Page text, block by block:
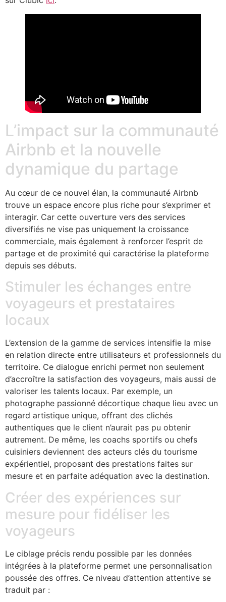
L’impact sur la communauté
Airbnb et la nouvelle
dynamique du partage
Au cœur de ce nouvel élan, la communauté Airbnb
trouve un espace encore plus riche pour s’exprimer et
interagir. Car cette ouverture vers des services
diversifiés ne vise pas uniquement la croissance
commerciale, mais également à renforcer l’esprit de
partage et de proximité qui caractérise la plateforme
depuis ses débuts.
Stimuler les échanges entre
voyageurs et prestataires
locaux
L’extension de la gamme de services intensifie la mise
en relation directe entre utilisateurs et professionnels du
territoire. Ce dialogue enrichi permet non seulement
d’accroître la satisfaction des voyageurs, mais aussi de
valoriser les talents locaux. Par exemple, un
photographe passionné décortique chaque lieu avec un
regard artistique unique, offrant des clichés
authentiques que le client n’aurait pas pu obtenir
autrement. De même, les coachs sportifs ou chefs
cuisiniers deviennent des acteurs clés du tourisme
expérientiel, proposant des prestations faites sur
mesure et en parfaite adéquation avec la destination.
Créer des expériences sur
mesure pour fidéliser les
voyageurs
Le ciblage précis rendu possible par les données
intégrées à la plateforme permet une personnalisation
poussée des offres. Ce niveau d’attention attentive se
traduit par :